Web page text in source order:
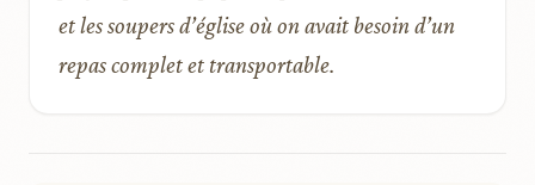
et les soupers d’église où on avait besoin d’un
repas complet et transportable.